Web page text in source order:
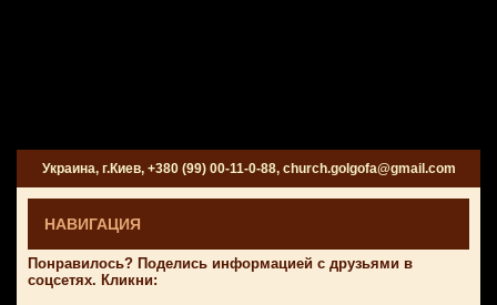
Украина, г.Киев, +380 (99) 00-11-0-88, church.golgofa@gmail.com
НАВИГАЦИЯ
Понравилось? Поделись информацией с друзьями в
соцсетях. Кликни: